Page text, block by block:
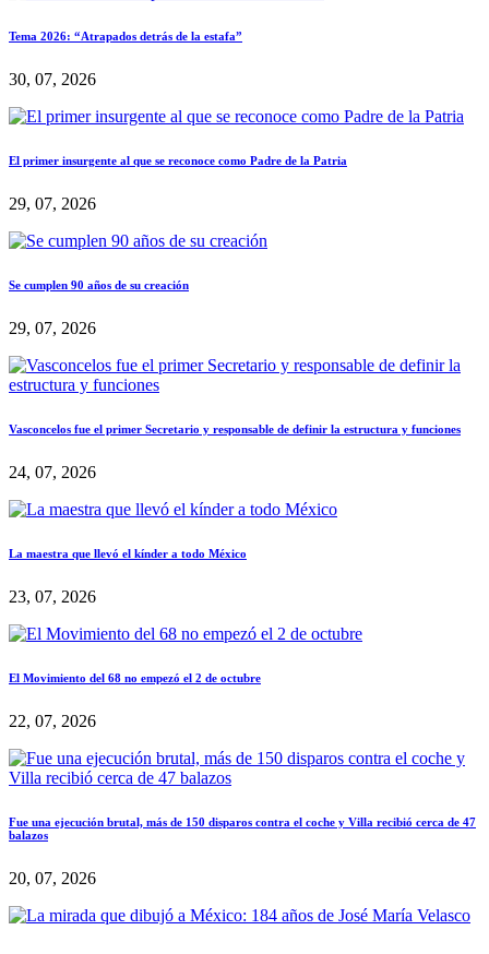
Tema 2026: “Atrapados detrás de la estafa”
30, 07, 2026
El primer insurgente al que se reconoce como Padre de la Patria
29, 07, 2026
Se cumplen 90 años de su creación
29, 07, 2026
Vasconcelos fue el primer Secretario y responsable de definir la estructura y funciones
24, 07, 2026
La maestra que llevó el kínder a todo México
23, 07, 2026
El Movimiento del 68 no empezó el 2 de octubre
22, 07, 2026
Fue una ejecución brutal, más de 150 disparos contra el coche y Villa recibió cerca de 47
balazos
20, 07, 2026